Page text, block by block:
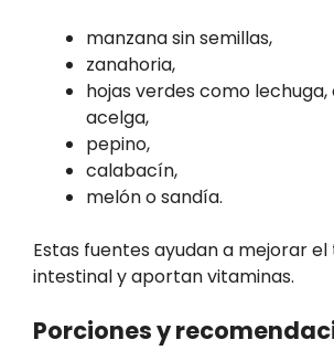
manzana sin semillas,
zanahoria,
hojas verdes como
acelga,
pepino,
calabacín,
melón o sandía.
Estas fuentes ayudan a mejorar
intestinal y aportan vitaminas.
Porciones y